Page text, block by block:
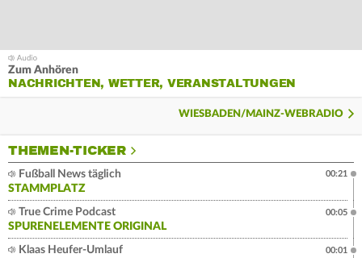
Zum Anhören
NACHRICHTEN, WETTER, VERANSTALTUNGEN
WIESBADEN/MAINZ-WEBRADIO
THEMEN-TICKER
Fußball News täglich
STAMMPLATZ
00:21
True Crime Podcast
SPURENELEMENTE ORIGINAL
00:05
Klaas Heufer-Umlauf
00:01